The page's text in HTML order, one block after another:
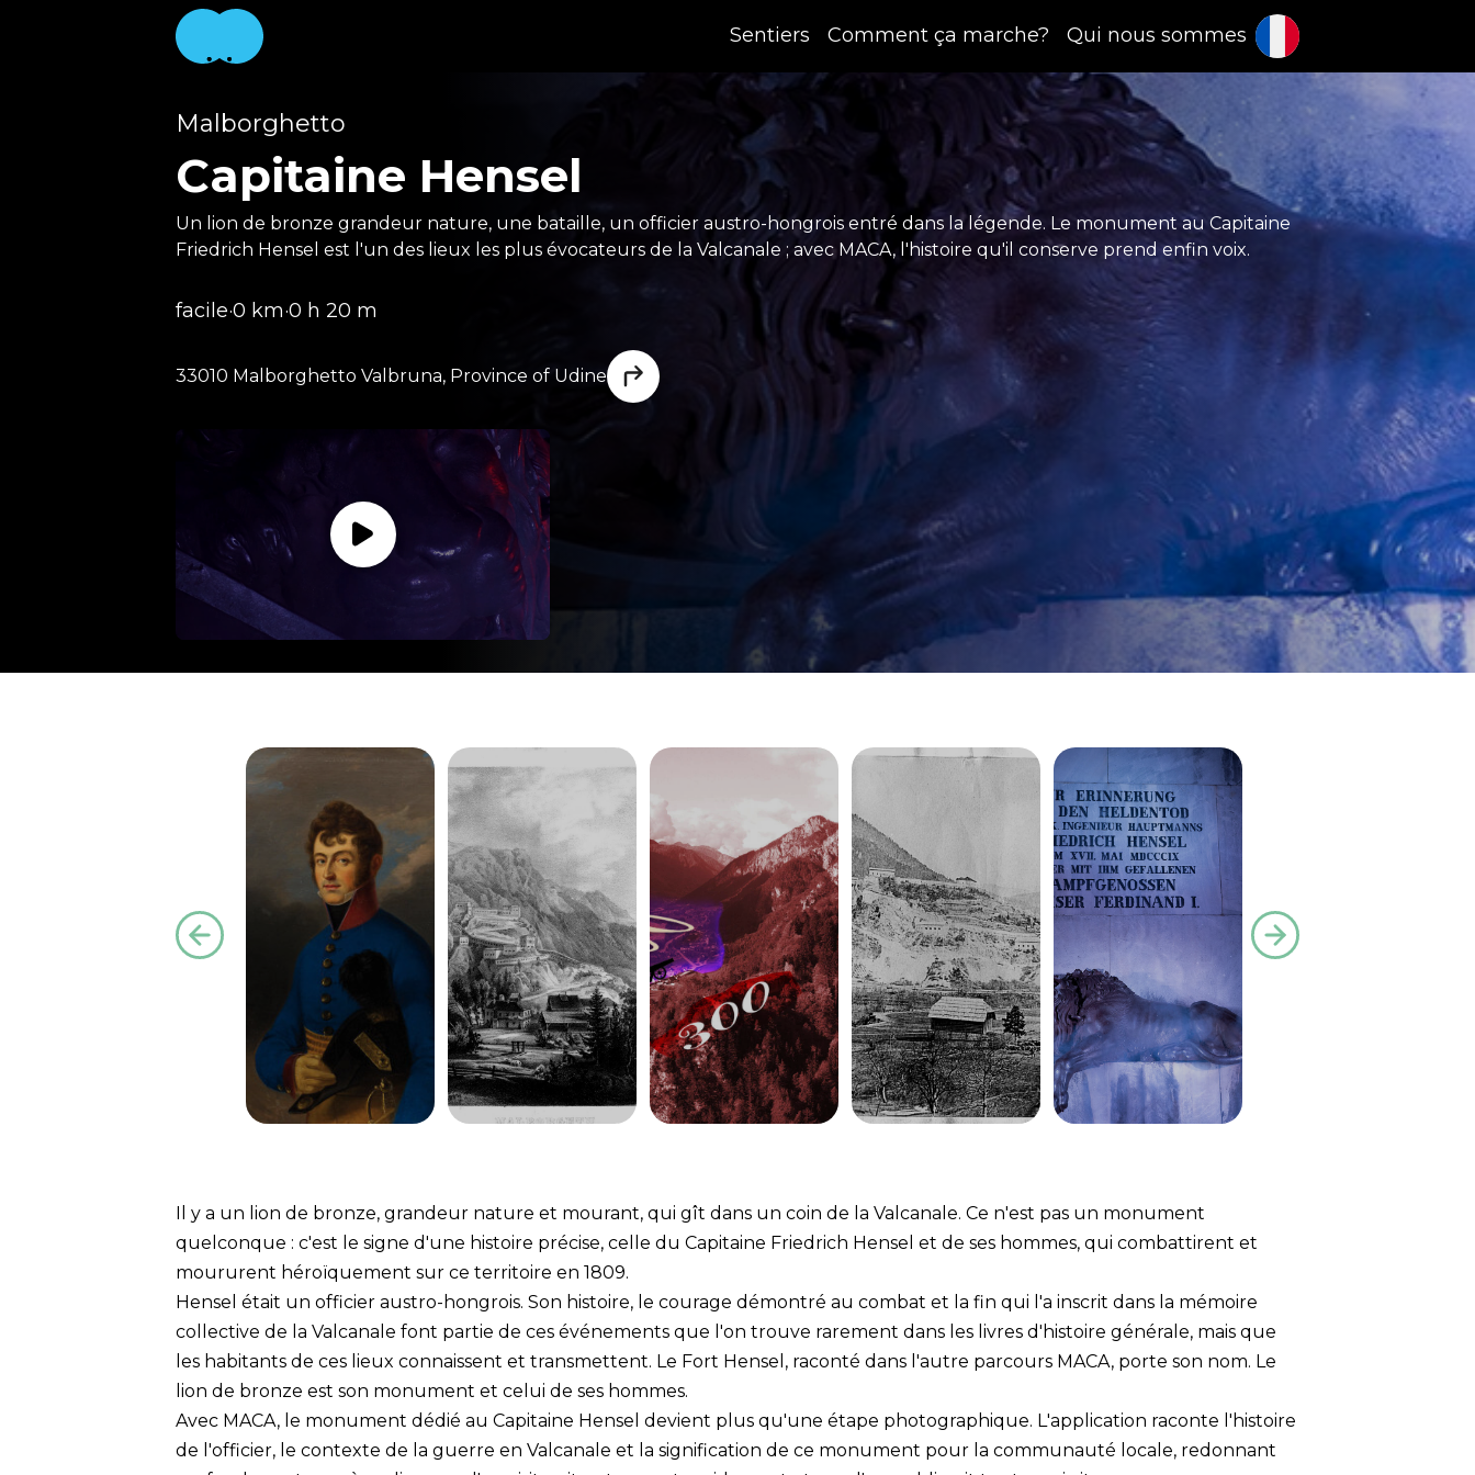
Sentiers Comment ça marche? Qui nous sommes
Malborghetto
Capitaine Hensel
Un lion de bronze grandeur nature, une bataille, un officier austro-hongrois entré dans la légende. Le monument au Capitaine
Friedrich Hensel est l'un des lieux les plus évocateurs de la Valcanale ; avec MACA, l'histoire qu'il conserve prend enfin voix.
facile·0 km·0 h 20 m
33010 Malborghetto Valbruna, Province of Udine
Il y a un lion de bronze, grandeur nature et mourant, qui gît dans un coin de la Valcanale. Ce n'est pas un monument
quelconque : c'est le signe d'une histoire précise, celle du Capitaine Friedrich Hensel et de ses hommes, qui combattirent et
moururent héroïquement sur ce territoire en 1809.
Hensel était un officier austro-hongrois. Son histoire, le courage démontré au combat et la fin qui l'a inscrit dans la mémoire
collective de la Valcanale font partie de ces événements que l'on trouve rarement dans les livres d'histoire générale, mais que
les habitants de ces lieux connaissent et transmettent. Le Fort Hensel, raconté dans l'autre parcours MACA, porte son nom. Le
lion de bronze est son monument et celui de ses hommes.
Avec MACA, le monument dédié au Capitaine Hensel devient plus qu'une étape photographique. L'application raconte l'histoire
de l'officier, le contexte de la guerre en Valcanale et la signification de ce monument pour la communauté locale, redonnant